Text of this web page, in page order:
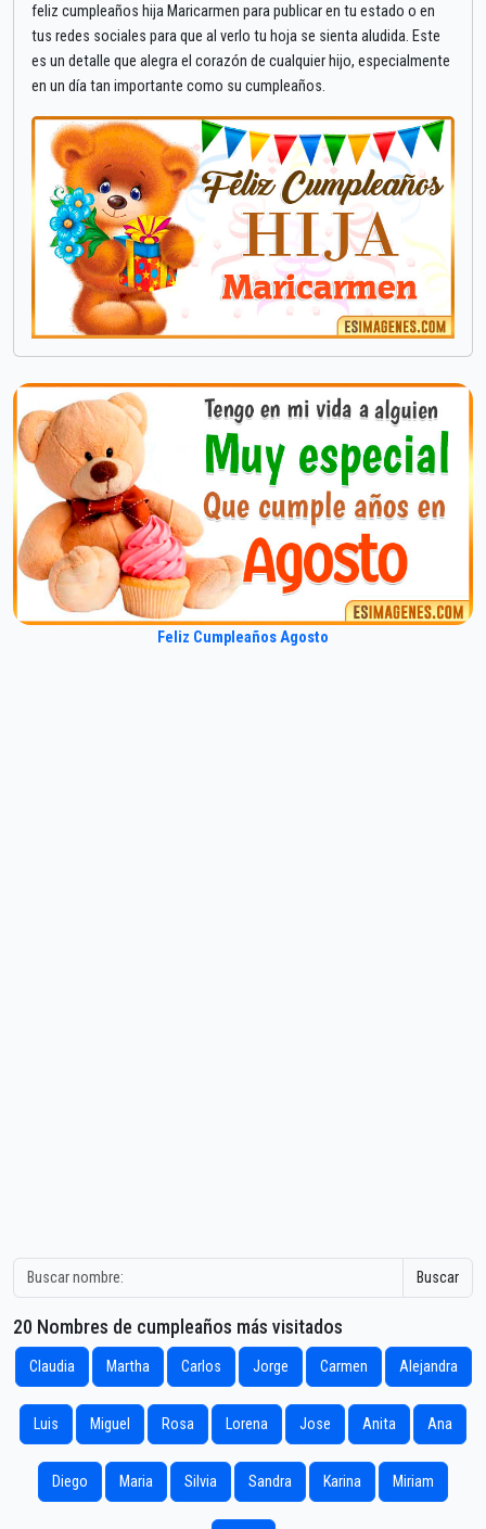
feliz cumpleaños hija Maricarmen para publicar en tu estado o en
tus redes sociales para que al verlo tu hoja se sienta aludida. Este
es un detalle que alegra el corazón de cualquier hijo, especialmente
en un día tan importante como su cumpleaños.
Feliz Cumpleaños Agosto
Buscar
20 Nombres de cumpleaños más visitados
Claudia Martha Carlos Jorge Carmen Alejandra
Luis Miguel Rosa Lorena Jose Anita Ana
Diego Maria Silvia Sandra Karina Miriam